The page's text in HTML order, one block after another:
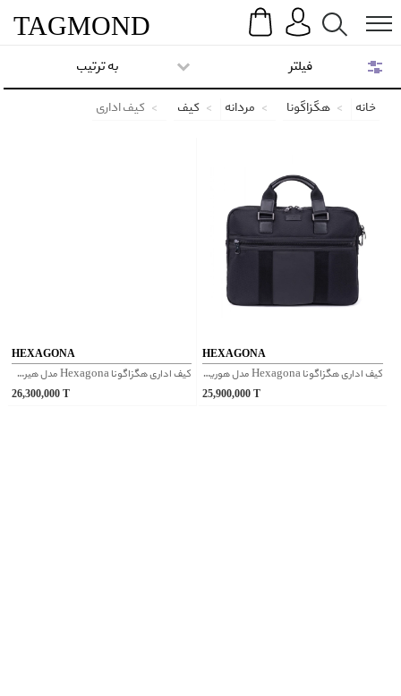
Search
TAGMOND
به ترتیب
خانه هگزاگونا مردانه کیف کیف اداری
HEXAGONA
کیف اداری هگزاگونا Hexagona مدل هیرو کد 589250
26,300,000T
HEXAGONA
کیف اداری هگزاگونا Hexagona مدل هوریزون کد 766289
25,900,000 T
فیلتر